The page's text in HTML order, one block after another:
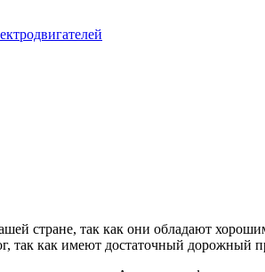
стране, так как они обладают
так как имеют достаточный дорожный